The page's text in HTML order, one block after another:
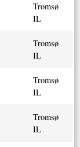
Tromsø
IL
Tromsø
IL
Tromsø
IL
Tromsø
IL